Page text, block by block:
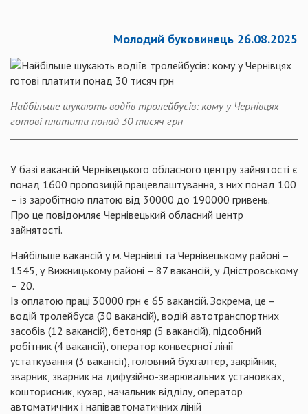
Молодий буковинець 26.08.2025
Найбільше шукають водіїв тролейбусів: кому у Чернівцях
готові платити понад 30 тисяч грн
У базі вакансій Чернівецького обласного центру зайнятості є
понад 1600 пропозицій працевлаштування, з них понад 100
– із заробітною платою від 30000 до 190000 гривень.
Про це повідомляє Чернівецький обласний центр
зайнятості.
Найбільше вакансій у м. Чернівці та Чернівецькому районі –
1545, у Вижницькому районі – 87 вакансій, у Дністровському
– 20.
Із оплатою праці 30000 грн є 65 вакансій. Зокрема, це –
водій тролейбуса (30 вакансій), водій автотранспортних
засобів (12 вакансій), бетоняр (5 вакансій), підсобний
робітник (4 вакансії), оператор конвеєрної лінії
устаткування (3 вакансії), головний бухгалтер, закрійник,
зварник, зварник на дифузійно-зварювальних установках,
кошторисник, кухар, начальник відділу, оператор
автоматичних і напівавтоматичних ліній